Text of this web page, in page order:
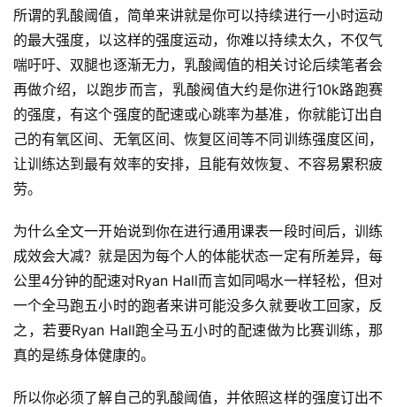
所谓的乳酸阈值，简单来讲就是你可以持续进行一小时运动
的最大强度，以这样的强度运动，你难以持续太久，不仅气
喘吁吁、双腿也逐渐无力，乳酸阈值的相关讨论后续笔者会
再做介绍，以跑步而言，乳酸阀值大约是你进行10k路跑赛
的强度，有这个强度的配速或心跳率为基准，你就能订出自
己的有氧区间、无氧区间、恢复区间等不同训练强度区间，
让训练达到最有效率的安排，且能有效恢复、不容易累积疲
劳。
为什么全文一开始说到你在进行通用课表一段时间后，训练
成效会大减？就是因为每个人的体能状态一定有所差异，每
公里4分钟的配速对Ryan Hall而言如同喝水一样轻松，但对
一个全马跑五小时的跑者来讲可能没多久就要收工回家，反
之，若要Ryan Hall跑全马五小时的配速做为比赛训练，那
真的是练身体健康的。
所以你必须了解自己的乳酸阈值，并依照这样的强度订出不